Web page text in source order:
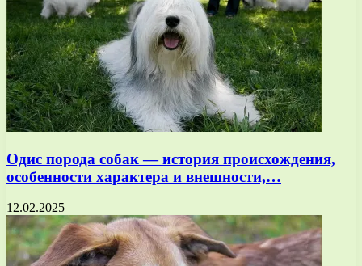
Одис порода собак — история происхождения,
особенности характера и внешности,…
12.02.2025